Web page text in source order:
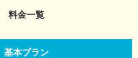
料金一覧
基本プラン